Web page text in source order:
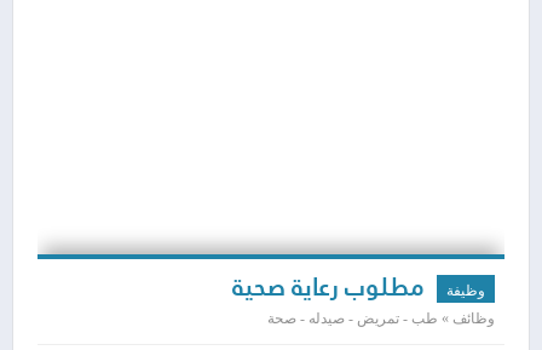
وظيفة مطلوب رعاية صحية
وظائف » طب - تمريض - صيدله - صحة